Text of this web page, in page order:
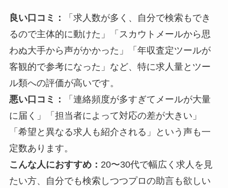
良い口コミ：
「求人数が多く、自分で検索もでき
るので主体的に動けた」「スカウトメールから思
わぬ大手から声がかかった」「年収査定ツールが
客観的で参考になった」など、特に求人量とツー
ル類への評価が高いです。
悪い口コミ：
「連絡頻度が多すぎてメールが大量
に届く」「担当者によって対応の差が大きい」
「希望と異なる求人も紹介される」という声も一
定数あります。
こんな人におすすめ： 20〜30代で幅広く求人を見
たい方、自分でも検索しつつプロの助言も欲しい